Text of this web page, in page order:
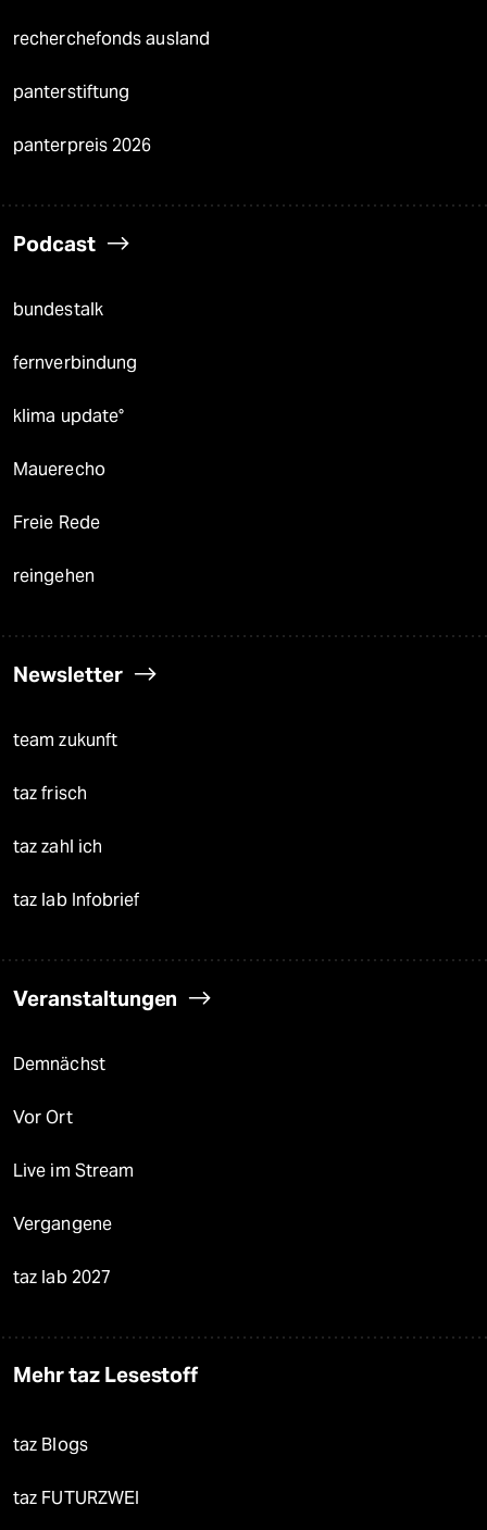
recherchefonds ausland
panterstiftung
panterpreis 2026
Podcast
bundestalk
fernverbindung
klima update°
Mauerecho
Freie Rede
reingehen
Newsletter
team zukunft
taz frisch
taz zahl ich
taz lab Infobrief
Veranstaltungen
Demnächst
Vor Ort
Live im Stream
Vergangene
taz lab 2027
Mehr taz Lesestoff
taz Blogs
taz FUTURZWEI